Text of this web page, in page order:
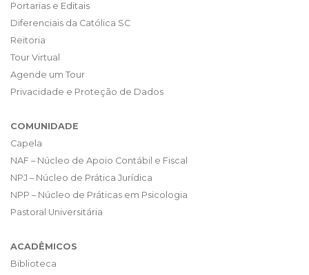
Portarias e Editais
Diferenciais da Católica SC
Reitoria
Tour Virtual
Agende um Tour
Privacidade e Proteção de Dados
COMUNIDADE
Capela
NAF – Núcleo de Apoio Contábil e Fiscal
NPJ – Núcleo de Prática Jurídica
NPP – Núcleo de Práticas em Psicologia
Pastoral Universitária
ACADÊMICOS
Biblioteca